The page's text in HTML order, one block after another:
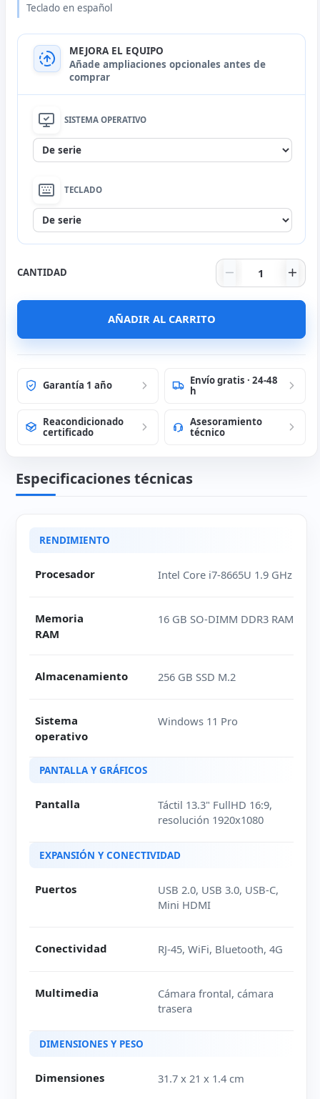
Teclado en español
MEJORA EL EQUIPO
Añade ampliaciones opcionales antes de
comprar
Sin ampliar
Pegatinas Francés
(0€)
TECLADO
Sin ampliar
Cambiar idioma a Francés
(0€)
Cambiar idioma a Inglés
(0€)
Cambiar idioma a Portugués
SISTEMA OPERATIVO
CANTIDAD Fujitsu Q739
AÑADIR AL CARRITO
Garantía 1 año
Envío gratis · 24-48
h
Reacondicionado
certificado
Asesoramiento
técnico
Especificaciones técnicas
Ficha técnica de Fujitsu Q739
RENDIMIENTO
Procesador Intel Core i7-8665U 1.9 GHz
Memoria
RAM
16 GB SO-DIMM DDR3 RAM
Almacenamiento 256 GB SSD M.2
Sistema
operativo
Windows 11 Pro
PANTALLA Y GRÁFICOS
Pantalla
Táctil 13.3" FullHD 16:9,
resolución 1920x1080
EXPANSIÓN Y CONECTIVIDAD
Puertos
USB 2.0, USB 3.0, USB-C,
Mini HDMI
Conectividad RJ-45, WiFi, Bluetooth, 4G
Multimedia
Cámara frontal, cámara
trasera
DIMENSIONES Y PESO
Dimensiones 31.7 x 21 x 1.4 cm